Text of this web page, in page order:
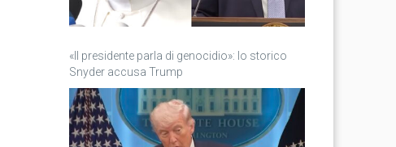
«Il presidente parla di genocidio»: lo storico
Snyder accusa Trump